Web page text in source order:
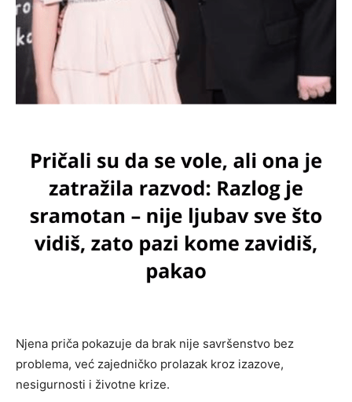
Njena priča pokazuje da brak nije savršenstvo bez
problema, već zajedničko prolazak kroz izazove,
nesigurnosti i životne krize.